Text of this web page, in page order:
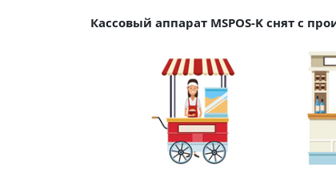
Кассовый аппарат MSPOS-K снят с